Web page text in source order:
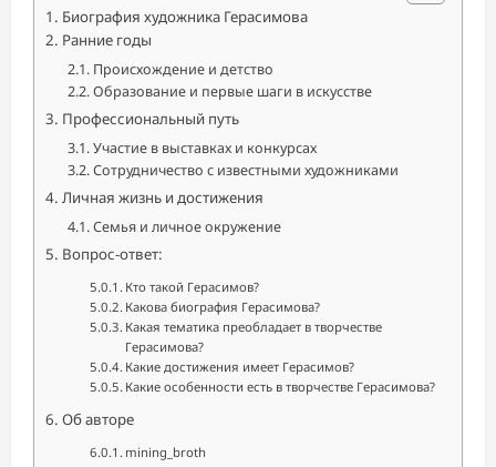
Биография художника Герасимова
Ранние годы
Происхождение и детство
Образование и первые шаги в искусстве
Профессиональный путь
Участие в выставках и конкурсах
Сотрудничество с известными художниками
Личная жизнь и достижения
Семья и личное окружение
Вопрос-ответ:
Кто такой Герасимов?
Какова биография Герасимова?
Какая тематика преобладает в творчестве
Герасимова?
Какие достижения имеет Герасимов?
Какие особенности есть в творчестве Герасимова?
Об авторе
mining_broth